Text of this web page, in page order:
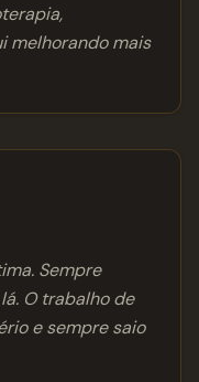
melhorando mais
Sempre
O trabalho de
e sempre saio